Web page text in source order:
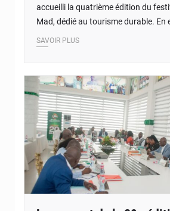
accueilli la quatrième édition du
Mad, dédié au tourisme durable. En
SAVOIR PLUS